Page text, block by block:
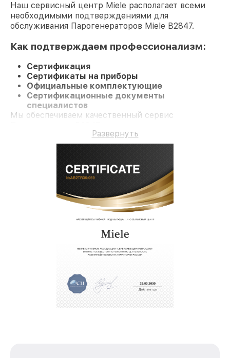
Наш сервисный центр Miele располагает всеми
необходимыми подтверждениями для
обслуживания Парогенераторов Miele B2847.
Как подтверждаем профессионализм:
Сертификация
Сертификаты на приборы
Официальные комплектующие
Сертификационные документы
специалистов
Мы обеспечиваем качественный сервис
Развернуть